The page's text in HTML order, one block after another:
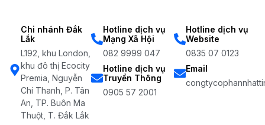
Chi nhánh Đắk
Lắk
L192, khu London,
khu đô thị Ecocity
Premia, Nguyễn
Chí Thanh, P. Tân
An, TP. Buôn Ma
Thuột, T. Đắk Lắk
Hotline dịch vụ
Mạng Xã Hội
082 9999 047
Hotline dịch vụ
Truyền Thông
0905 57 2001
Hotline dịch vụ
Website
0835 07 0123
Email